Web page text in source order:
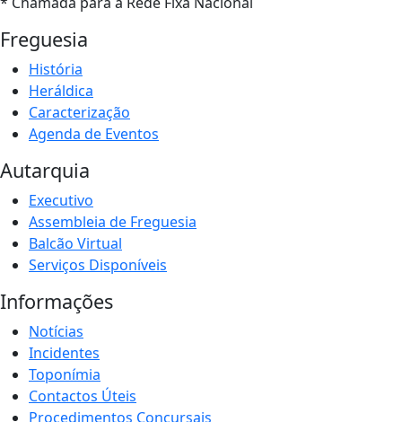
Freguesia
História
Heráldica
Caracterização
Agenda de Eventos
Autarquia
Executivo
Assembleia de Freguesia
Balcão Virtual
Serviços Disponíveis
Informações
Notícias
Incidentes
Toponímia
Contactos Úteis
Procedimentos Concursais